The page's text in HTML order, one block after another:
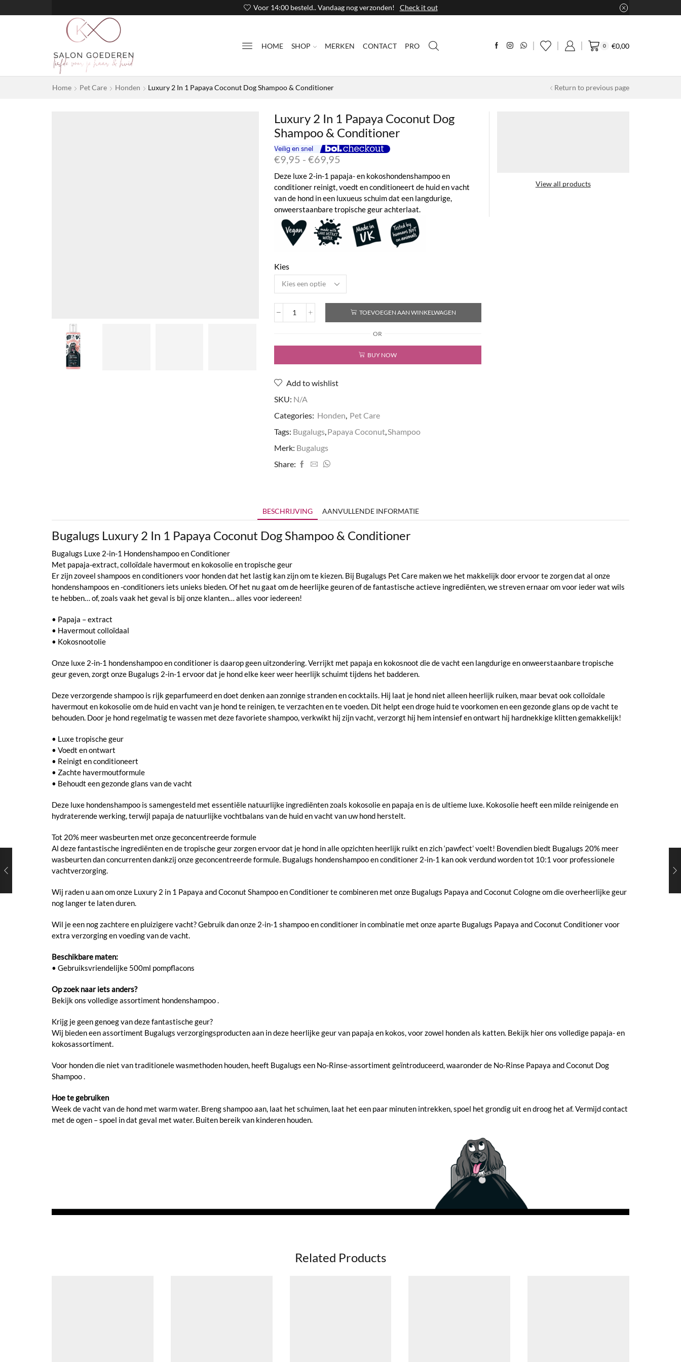
Voor 14:00 besteld.. Vandaag nog verzonden! Check it out
HOME SHOP MERKEN CONTACT PRO 0 €0,00
Home Pet Care Honden Luxury 2 In 1 Papaya Coconut Dog Shampoo & Conditioner Return to previous page
Luxury 2 In 1 Papaya Coconut Dog
Shampoo & Conditioner
€9,95 - €69,95
€9,95
tot
€69,95
Deze luxe 2-in-1 papaja- en kokoshondenshampoo en
conditioner reinigt, voedt en conditioneert de huid en vacht
van de hond in een luxueus schuim dat een langdurige,
onweerstaanbare tropische geur achterlaat.
Kies
Luxury
1
Coconut
Shampoo
&
aantal
TOEVOEGEN AAN WINKELWAGEN
OR
BUY NOW
Add to wishlist
SKU: N/A
Categories: Honden, Pet Care
Tags: Bugalugs,Papaya Coconut,Shampoo
Merk: Bugalugs
Share:
View all products
BESCHRIJVING AANVULLENDE INFORMATIE
Bugalugs Luxury 2 In 1 Papaya Coconut Dog Shampoo & Conditioner
Bugalugs Luxe 2-in-1 Hondenshampoo en Conditioner
Met papaja-extract, colloïdale havermout en kokosolie en tropische geur
Er zijn zoveel shampoos en conditioners voor honden dat het lastig kan zijn om te kiezen. Bij Bugalugs Pet Care maken we het makkelijk door ervoor te zorgen dat al onze
hondenshampoos en -conditioners iets unieks bieden. Of het nu gaat om de heerlijke geuren of de fantastische actieve ingrediënten, we streven ernaar om voor ieder wat wils
te hebben… of, zoals vaak het geval is bij onze klanten… alles voor iedereen!
• Papaja – extract
• Havermout colloïdaal
• Kokosnootolie
Onze luxe 2-in-1 hondenshampoo en conditioner is daarop geen uitzondering. Verrijkt met papaja en kokosnoot die de vacht een langdurige en onweerstaanbare tropische
geur geven, zorgt onze Bugalugs 2-in-1 ervoor dat je hond elke keer weer heerlijk schuimt tijdens het badderen.
Deze verzorgende shampoo is rijk geparfumeerd en doet denken aan zonnige stranden en cocktails. Hij laat je hond niet alleen heerlijk ruiken, maar bevat ook colloïdale
havermout en kokosolie om de huid en vacht van je hond te reinigen, te verzachten en te voeden. Dit helpt een droge huid te voorkomen en een gezonde glans op de vacht te
behouden. Door je hond regelmatig te wassen met deze favoriete shampoo, verkwikt hij zijn vacht, verzorgt hij hem intensief en ontwart hij hardnekkige klitten gemakkelijk!
• Luxe tropische geur
• Voedt en ontwart
• Reinigt en conditioneert
• Zachte havermoutformule
• Behoudt een gezonde glans van de vacht
Deze luxe hondenshampoo is samengesteld met essentiële natuurlijke ingrediënten zoals kokosolie en papaja en is de ultieme luxe. Kokosolie heeft een milde reinigende en
hydraterende werking, terwijl papaja de natuurlijke vochtbalans van de huid en vacht van uw hond herstelt.
Tot 20% meer wasbeurten met onze geconcentreerde formule
Al deze fantastische ingrediënten en de tropische geur zorgen ervoor dat je hond in alle opzichten heerlijk ruikt en zich ‘pawfect’ voelt! Bovendien biedt Bugalugs 20% meer
wasbeurten dan concurrenten dankzij onze geconcentreerde formule. Bugalugs hondenshampoo en conditioner 2-in-1 kan ook verdund worden tot 10:1 voor professionele
vachtverzorging.
Wij raden u aan om onze Luxury 2 in 1 Papaya and Coconut Shampoo en Conditioner te combineren met onze Bugalugs Papaya and Coconut Cologne om die overheerlijke geur
nog langer te laten duren.
Wil je een nog zachtere en pluizigere vacht? Gebruik dan onze 2-in-1 shampoo en conditioner in combinatie met onze aparte Bugalugs Papaya and Coconut Conditioner voor
extra verzorging en voeding van de vacht.
Beschikbare maten:
• Gebruiksvriendelijke 500ml pompflacons
Op zoek naar iets anders?
Bekijk ons ​​volledige assortiment hondenshampoo .
Krijg je geen genoeg van deze fantastische geur?
Wij bieden een assortiment Bugalugs verzorgingsproducten aan in deze heerlijke geur van papaja en kokos, voor zowel honden als katten. Bekijk hier ons volledige papaja- en
kokosassortiment.
Voor honden die niet van traditionele wasmethoden houden, heeft Bugalugs een No-Rinse-assortiment geïntroduceerd, waaronder de No-Rinse Papaya and Coconut Dog
Shampoo .
Hoe te gebruiken
Week de vacht van de hond met warm water. Breng shampoo aan, laat het schuimen, laat het een paar minuten intrekken, spoel het grondig uit en droog het af. Vermijd contact
met de ogen – spoel in dat geval met water. Buiten bereik van kinderen houden.
Related Products